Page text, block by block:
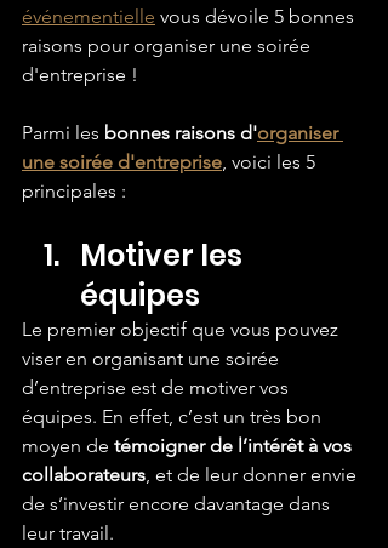
événementielle vous dévoile 5 bonnes
raisons pour organiser une soirée
d'entreprise !
Parmi les bonnes raisons d'organiser
une soirée d'entreprise, voici les 5
principales :
Motiver les
équipes
Le premier objectif que vous pouvez
viser en organisant une soirée
d’entreprise est de motiver vos
équipes. En effet, c’est un très bon
moyen de témoigner de l’intérêt à vos
collaborateurs, et de leur donner envie
de s’investir encore davantage dans
leur travail.